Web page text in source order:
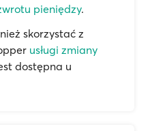
pieniędzy.
skorzystać z
usługi zmiany
dostępna u